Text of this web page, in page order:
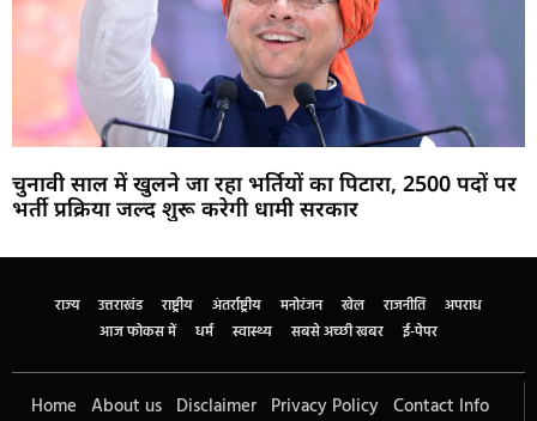
चुनावी साल में खुलने जा रहा भर्तियों का पिटारा, 2500 पदों पर
भर्ती प्रक्रिया जल्द शुरू करेगी धामी सरकार
राज्य उत्तराखंड राष्ट्रीय अंतर्राष्ट्रीय मनोरंजन खेल राजनीति
अपराध
आज फोकस में
धर्म स्वास्थ्य सबसे अच्छी खबर ई-पेपर
Home About us Disclaimer Privacy Policy Contact Info